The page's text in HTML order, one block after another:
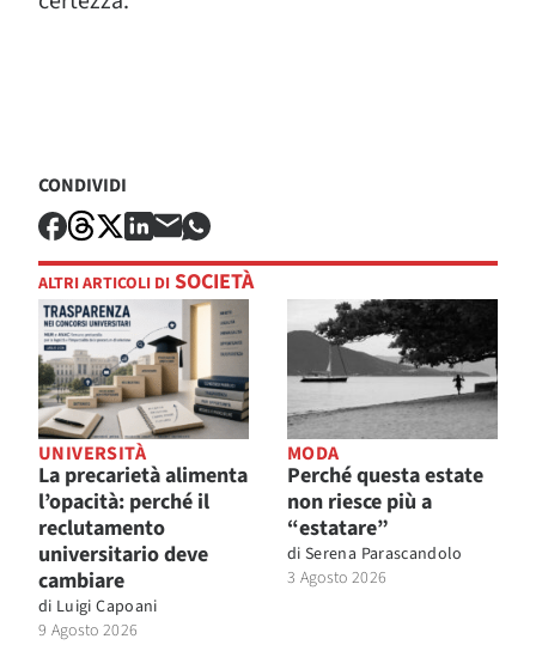
CONDIVIDI
ALTRI ARTICOLI DI SOCIETÀ
UNIVERSITÀ
La precarietà alimenta
l’opacità: perché il
reclutamento
universitario deve
cambiare
di Luigi Capoani
9 Agosto 2026
MODA
Perché questa estate
non riesce più a
“estatare”
di Serena Parascandolo
3 Agosto 2026